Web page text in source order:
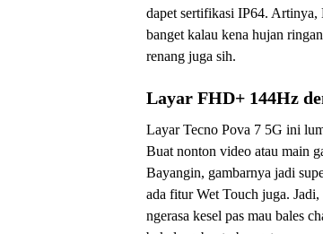
dapet sertifikasi IP64. Artinya,
banget kalau kena hujan
renang juga sih.
Layar FHD+ 144Hz
Layar Tecno Pova 7 5G ini
Buat nonton video atau main
Bayangin, gambarnya jadi
ada fitur Wet Touch juga.
ngerasa kesel pas mau bales